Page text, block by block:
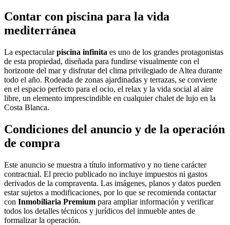
Contar con piscina para la vida
mediterránea
La espectacularpiscina infinita es uno de los grandes protagonistas
de esta propiedad, diseñada para fundirse visualmente con el
horizonte del mar y disfrutar del clima privilegiado de Altea durante
todo el año. Rodeada de zonas ajardinadas y terrazas, se convierte
en el espacio perfecto para el ocio, el relax y la vida social al aire
libre, un elemento imprescindible en cualquier chalet de lujo en la
Costa Blanca.
Condiciones del anuncio y de la operación
de compra
Este anuncio se muestra a título informativo y no tiene carácter
contractual. El precio publicado no incluye impuestos ni gastos
derivados de la compraventa. Las imágenes, planos y datos pueden
estar sujetos a modificaciones, por lo que se recomienda contactar
con Inmobiliaria Premium para ampliar información y verificar
todos los detalles técnicos y jurídicos del inmueble antes de
formalizar la operación.